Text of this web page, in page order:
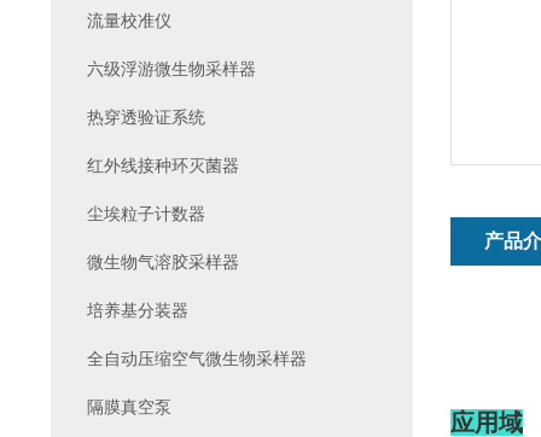
产品
应用域
流量校准仪
六级浮游微生物采样器
热穿透验证系统
红外线接种环灭菌器
尘埃粒子计数器
微生物气溶胶采样器
培养基分装器
全自动压缩空气微生物采样器
隔膜真空泵